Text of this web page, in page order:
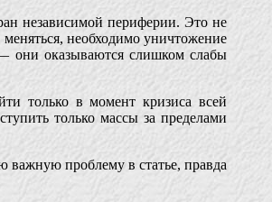
независимой периферии. Это не
необходимо уничтожение
они оказываются слишком слабы
только в момент кризиса всей
только массы за пределами
важную проблему в статье, правда